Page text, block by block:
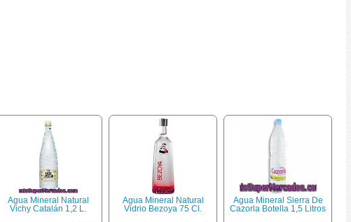
Agua Mineral Natural
Vichy Catalán 1,2 L.
Agua Mineral Natural
Vidrio Bezoya 75 Cl.
Agua Mineral Sierra De
Cazorla Botella 1,5 Litros